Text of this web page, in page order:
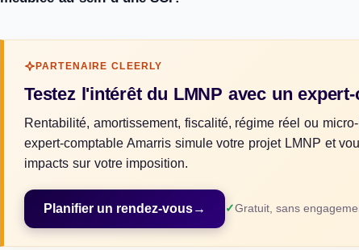
PARTENAIRE CLEERLY
Testez l'intérêt du LMNP avec un
Rentabilité, amortissement, fiscalité, régime réel ou
expert-comptable Amarris simule votre projet LMNP et
impacts sur votre imposition.
Planifier un rendez-vous→ Gratuit, sans